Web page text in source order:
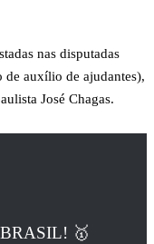
nas disputadas
de auxílio de ajudantes),
José Chagas.
🥇